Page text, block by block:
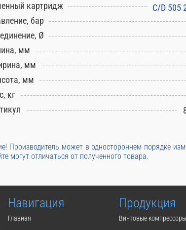
картридж
C/D 505
бар
Ø
мм
мм
мм
кг
Производитель может в одностороннем порядке
могут отличаться от полученного товара.
Навигация
Главная
Продукция
Винтовые компрессоры